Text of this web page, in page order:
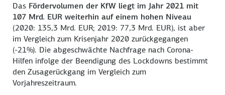
Das Fördervolumen der KfW liegt im Jahr 2021 mit
107 Mrd. EUR weiterhin auf einem hohen Niveau
(2020: 135,3 Mrd. EUR; 2019: 77,3 Mrd. EUR), ist aber
im Vergleich zum Krisenjahr 2020 zurückgegangen
(-21%). Die abgeschwächte Nachfrage nach Corona-
Hilfen infolge der Beendigung des Lockdowns bestimmt
den Zusagerückgang im Vergleich zum
Vorjahreszeitraum.